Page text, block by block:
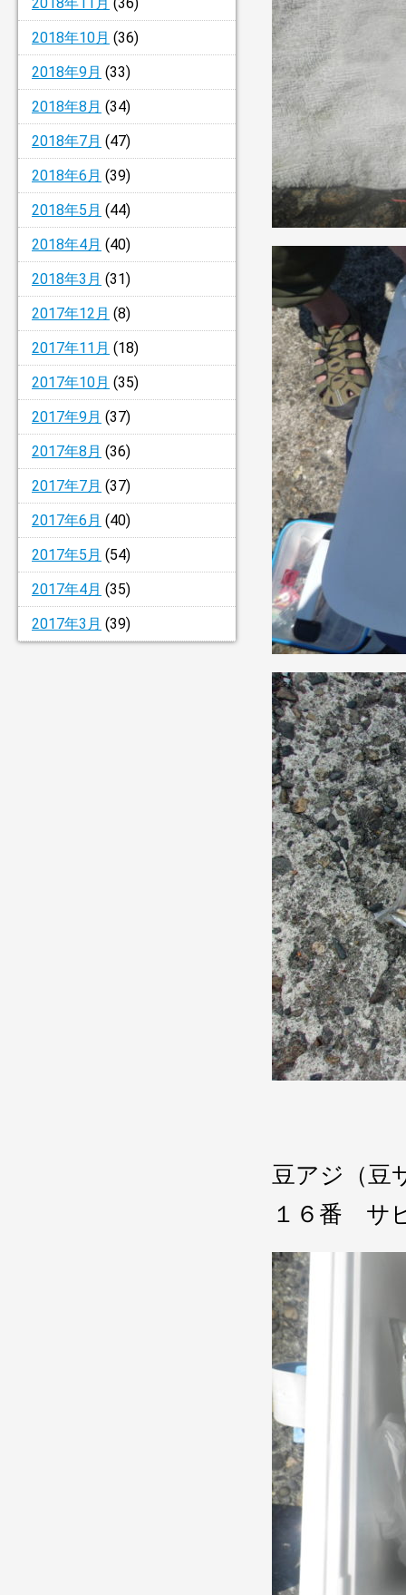
2018年10月 (36)
2018年9月 (33)
2018年8月 (34)
2018年7月 (47)
2018年6月 (39)
2018年5月 (44)
2018年4月 (40)
2018年3月 (31)
2017年12月 (8)
2017年11月 (18)
2017年10月 (35)
2017年9月 (37)
2017年8月 (36)
2017年7月 (37)
2017年6月 (40)
2017年5月 (54)
2017年4月 (35)
2017年3月 (39)
豆アジ（
１６番 サ